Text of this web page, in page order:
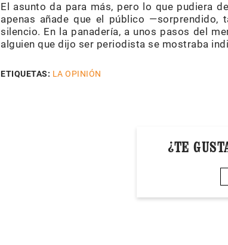
El asunto da para más, pero lo que pudiera
apenas añade que el público
silencio. En la panadería, a unos pasos del
alguien que dijo ser periodista se mostraba
ETIQUETAS: LA OPINIÓN
¿TE